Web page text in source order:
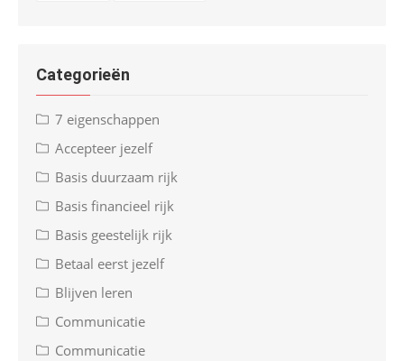
Categorieën
7 eigenschappen
Accepteer jezelf
Basis duurzaam rijk
Basis financieel rijk
Basis geestelijk rijk
Betaal eerst jezelf
Blijven leren
Communicatie
Communicatie